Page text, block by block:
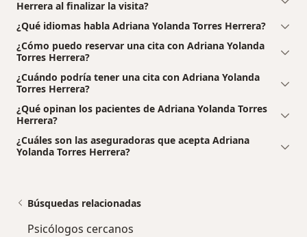
Herrera al finalizar la visita?
¿Qué idiomas habla Adriana Yolanda Torres Herrera?
¿Cómo puedo reservar una cita con Adriana Yolanda
Torres Herrera?
¿Cuándo podría tener una cita con Adriana Yolanda
Torres Herrera?
¿Qué opinan los pacientes de Adriana Yolanda Torres
Herrera?
¿Cuáles son las aseguradoras que acepta Adriana
Yolanda Torres Herrera?
Búsquedas relacionadas
Psicólogos cercanos